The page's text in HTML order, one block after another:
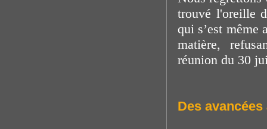
trouvé l'oreille
qui s’est même
matière,
réunion du 30
Des